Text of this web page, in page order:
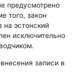
предусмотрено
того, закон
на эстонский
исключительно
записи в